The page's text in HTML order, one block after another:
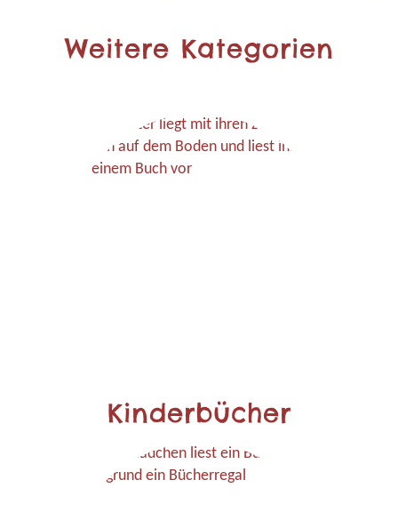
Weitere Kategorien
Kinderbücher